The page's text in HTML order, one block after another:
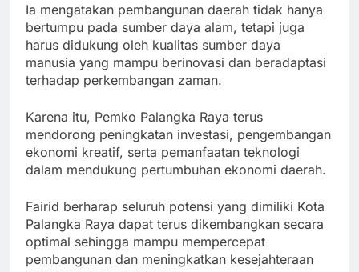
Ia mengatakan pembangunan daerah tidak hanya
bertumpu pada sumber daya alam, tetapi juga
harus didukung oleh kualitas sumber daya
manusia yang mampu berinovasi dan beradaptasi
terhadap perkembangan zaman.
Karena itu, Pemko Palangka Raya terus
mendorong peningkatan investasi, pengembangan
ekonomi kreatif, serta pemanfaatan teknologi
dalam mendukung pertumbuhan ekonomi daerah.
Fairid berharap seluruh potensi yang dimiliki Kota
Palangka Raya dapat terus dikembangkan secara
optimal sehingga mampu mempercepat
pembangunan dan meningkatkan kesejahteraan